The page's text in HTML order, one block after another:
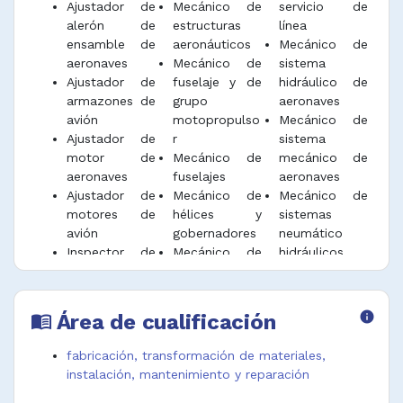
Ensamblar, fijar e instalar partes
prefabricadas y sub-ensambles como
cubiertas, controles de vuelo, sistemas
hidráulicos y otros sistemas mecánicos.
Comprobar e inspeccionar el funcionamiento
de sistemas estructurales y mecánicos de las
aeronaves de acuerdo con estándares de
funcionamiento y calidad.
Apoyar en la movilización de aeronaves al
área de mantenimiento utilizando equipos
Desempeñar funciones afines.
Ajustador de
alerón de
ensamble de
aeronaves
Ajustador de
armazones de
avión
Ajustador de
motor de
aeronaves
Ajustador de
motores de
avión
Inspector de
reparación y
revisión de
aeronaves
Inspector de
revisión de
motores de
Mecánico de
estructuras
aeronáuticos
Mecánico de
fuselaje y de
grupo
motopropulso
r
Mecánico de
fuselajes
Mecánico de
hélices y
gobernadores
Mecánico de
helicópteros
Mecánico de
de
Mecánico de
servicio de
línea
Mecánico de
sistema
hidráulico de
aeronaves
Mecánico de
sistema
mecánico de
aeronaves
Mecánico de
sistemas
neumático
hidráulicos
para aviación
Mecánico de
turbinas de
hidráulico de
menu_book Área de cualificación info
fabricación, transformación de materiales,
instalación, mantenimiento y reparación